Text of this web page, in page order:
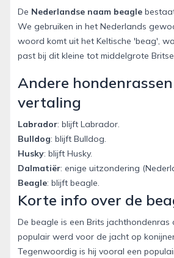
De Nederlandse naam beagle
We gebruiken in het Nederlands
woord komt uit het Keltische 'beag',
past bij dit kleine tot middelgrote
Andere
vertaling
Labrador: blijft Labrador.
Bulldog: blijft Bulldog.
Husky: blijft Husky.
Dalmatiër: enige uitzondering
Beagle: blijft beagle.
Korte info over de
De beagle is een Brits
populair werd voor de jacht op
Tegenwoordig is hij vooral een